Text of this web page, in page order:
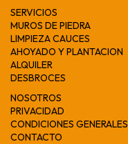
SERVICIOS
MUROS DE PIEDRA
LIMPIEZA CAUCES
AHOYADO Y PLANTACION
ALQUILER
DESBROCES
NOSOTROS
PRIVACIDAD
CONDICIONES GENERALES
CONTACTO